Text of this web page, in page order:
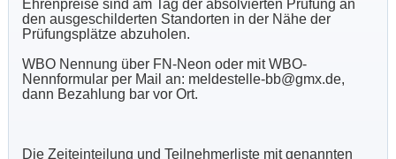
Ehrenpreise sind am Tag der absolvierten Prüfung an
den ausgeschilderten Standorten in der Nähe der
Prüfungsplätze abzuholen.
WBO Nennung über FN-Neon oder mit WBO-
Nennformular per Mail an: meldestelle-bb@gmx.de,
dann Bezahlung bar vor Ort.
Die Zeiteinteilung und Teilnehmerliste mit genannten